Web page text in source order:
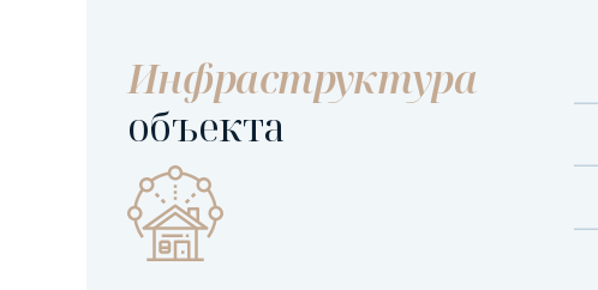
Инфраструктура
объекта